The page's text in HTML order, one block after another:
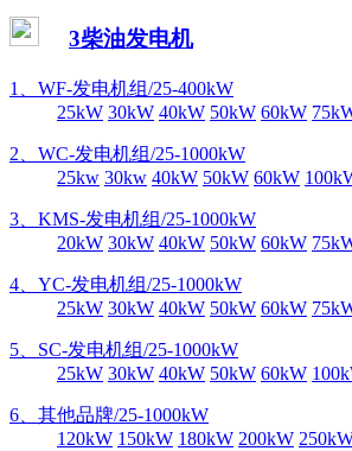
3柴油发电机
1、WF-发电机组/25-400kW
25kW 30kW 40kW 50kW 60kW
2、WC-发电机组/25-1000kW
25kw 30kw 40kW 50kW 60kW
3、KMS-发电机组/25-1000kW
20kW 30kW 40kW 50kW 60kW
4、YC-发电机组/25-1000kW
25kW 30kW 40kW 50kW 60kW
5、SC-发电机组/25-1000kW
25kW 30kW 40kW 50kW 60kW
6、其他品牌/25-1000kW
120kW 150kW 180kW 200kW